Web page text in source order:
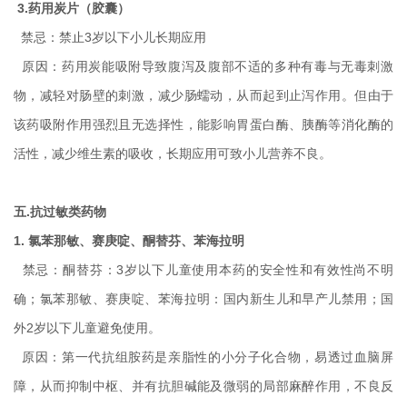
3.药用炭片（胶囊）
禁忌：禁止3岁以下小儿长期应用
原因：药用炭能吸附导致腹泻及腹部不适的多种有毒与无毒刺激
物，减轻对肠壁的刺激，减少肠蠕动，从而起到止泻作用。但由于
该药吸附作用强烈且无选择性，能影响胃蛋白酶、胰酶等消化酶的
活性，减少维生素的吸收，长期应用可致小儿营养不良。
五.抗过敏类药物
1. 氯苯那敏、赛庚啶、酮替芬、苯海拉明
禁忌：酮替芬：3岁以下儿童使用本药的安全性和有效性尚不明
确；氯苯那敏、赛庚啶、苯海拉明：国内新生儿和早产儿禁用；国
外2岁以下儿童避免使用。
原因：第一代抗组胺药是亲脂性的小分子化合物，易透过血脑屏
障，从而抑制中枢、并有抗胆碱能及微弱的局部麻醉作用，不良反